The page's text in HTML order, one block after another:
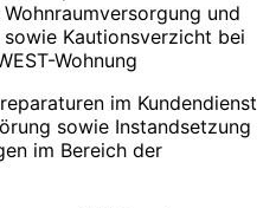
und
Kautionsverzicht bei
Wohnung
im Kundendienst
sowie Instandsetzung
im Bereich der